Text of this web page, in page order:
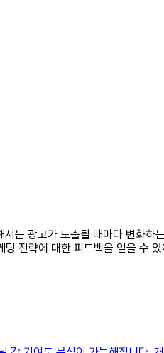
는 광고가 노출될 때마다 변화하
전략에 대한 피드백을 얻을 수 있